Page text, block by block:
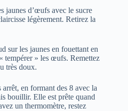
jaunes d’œufs avec le sucre
légèrement. Retirez la
sur les jaunes en fouettant en
tempérer » les œufs. Remettez
très doux.
en formant des 8 avec la
bouillir. Elle est prête quand
un thermomètre, restez